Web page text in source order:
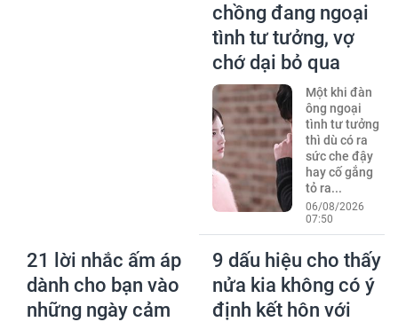
chồng đang ngoại
tình tư tưởng, vợ
chớ dại bỏ qua
Một khi đàn
ông ngoại
tình tư tưởng
thì dù có ra
sức che đậy
hay cố gắng
tỏ ra...
06/08/2026
07:50
21 lời nhắc ấm áp
dành cho bạn vào
những ngày cảm
9 dấu hiệu cho thấy
nửa kia không có ý
định kết hôn với